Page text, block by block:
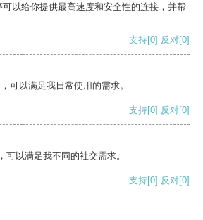
以给你提供最高速度和安全性的连接，并帮
支持[0] 反对[0]
可以满足我日常使用的需求。
支持[0] 反对[0]
可以满足我不同的社交需求。
支持[0] 反对[0]